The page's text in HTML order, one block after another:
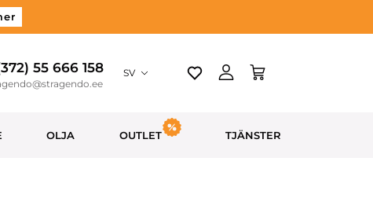
55 666 158 SV
OLJA OUTLET TJÄNSTER